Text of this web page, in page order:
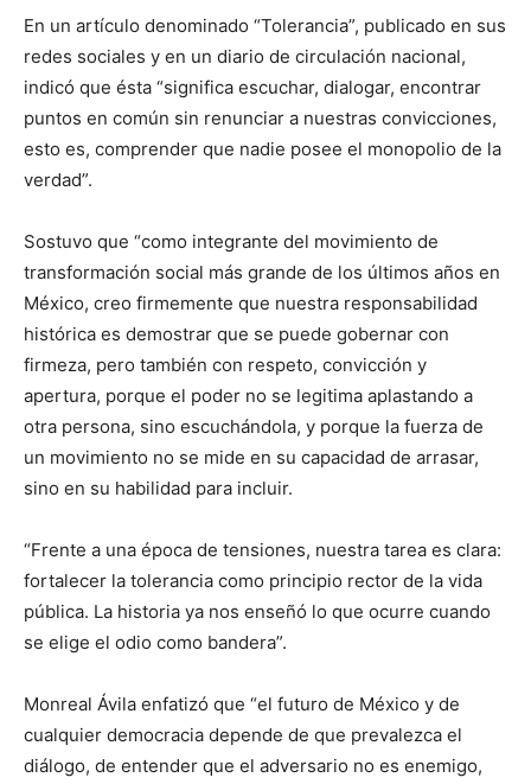
En un artículo denominado “Tolerancia”, publicado en sus
redes sociales y en un diario de circulación nacional,
indicó que ésta “significa escuchar, dialogar, encontrar
puntos en común sin renunciar a nuestras convicciones,
esto es, comprender que nadie posee el monopolio de la
verdad”.
Sostuvo que “como integrante del movimiento de
transformación social más grande de los últimos años en
México, creo firmemente que nuestra responsabilidad
histórica es demostrar que se puede gobernar con
firmeza, pero también con respeto, convicción y
apertura, porque el poder no se legitima aplastando a
otra persona, sino escuchándola, y porque la fuerza de
un movimiento no se mide en su capacidad de arrasar,
sino en su habilidad para incluir.
“Frente a una época de tensiones, nuestra tarea es clara:
fortalecer la tolerancia como principio rector de la vida
pública. La historia ya nos enseñó lo que ocurre cuando
se elige el odio como bandera”.
Monreal Ávila enfatizó que “el futuro de México y de
cualquier democracia depende de que prevalezca el
diálogo, de entender que el adversario no es enemigo,